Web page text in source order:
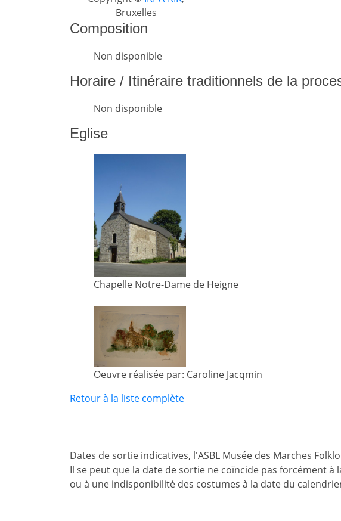
Bruxelles
Composition
Non disponible
Horaire / Itinéraire traditionnels de la
Non disponible
Eglise
Chapelle Notre-Dame de Heigne
Oeuvre réalisée par: Caroline Jacqmin
Retour à la liste complète
Dates de sortie indicatives, l'ASBL Musée des Marches
Il se peut que la date de sortie ne coïncide pas forcément
ou à une indisponibilité des costumes à la date du